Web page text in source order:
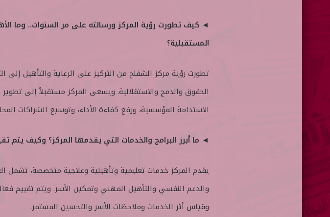
◄ كيف تطورت رؤية المركز ورسالته على مر السنوات.. وما
المستقبلية؟
تطورت رؤية مركز الشفلح من التركيز على الرعاية والتأهيل إلى
الحقوق والدمج والاستقلالية. ويسعى المركز مستقبلاً إلى تطوير
الاستدامة المؤسسية، ورفع كفاءة الأداء، وتوسيع الشراكات
◄ ما أبرز البرامج والخدمات التي يقدمها المركز؟ وكيف يتم
يقدم المركز خدمات تعليمية وتأهيلية وعلاجية متخصصة، تشمل
والدعم النفسي والتأهيل المهني وتمكين الأسر. ويتم تقييم
وقياس أثر الخدمات وملاحظات الأسر والتحسين المستمر.